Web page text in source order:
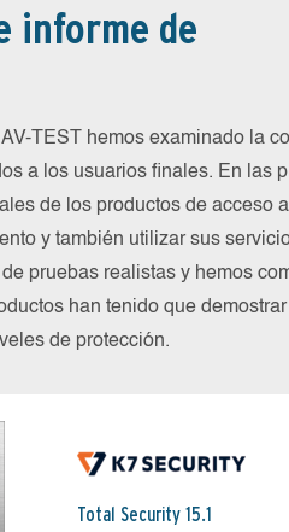
informe de
TEST hemos examinado la
a los usuarios finales. En las
de los productos de acceso
y también utilizar sus
pruebas realistas y hemos
han tenido que
de protección.
Total Security 15.1